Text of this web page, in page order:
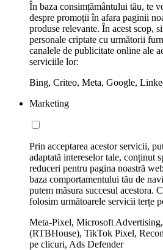
În baza consimțământului tău, te
despre promoții în afara paginii
produse relevante. În acest scop,
personale criptate cu următorii
canalele de publicitate online ale
serviciile lor:
Bing, Criteo, Meta, Google,
Marketing
Prin acceptarea acestor servicii,
adaptată intereselor tale, conținut
reduceri pentru pagina noastră
baza comportamentului tău de
putem măsura succesul acestora.
folosim următoarele servicii terțe
Meta-Pixel, Microsoft
(RTBHouse), TikTok Pixel,
pe clicuri, Ads Defender